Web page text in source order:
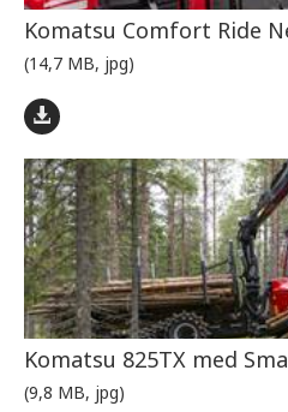
Komatsu Comfort Ride
(14,7 MB, jpg)
Komatsu 825TX med
(9,8 MB, jpg)